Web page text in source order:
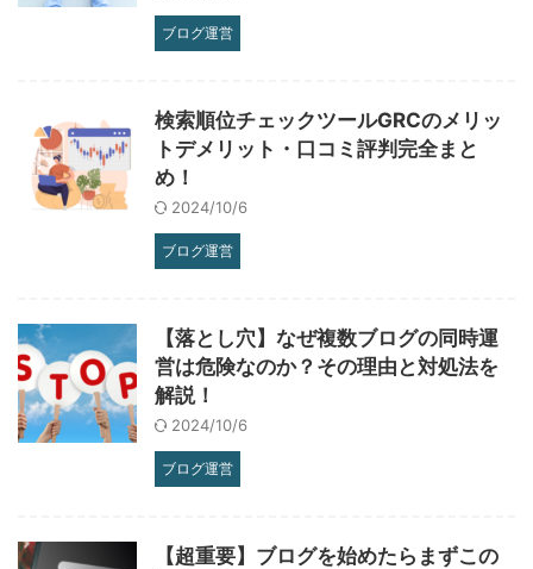
ブログ運営
検索順位チェックツールGRCのメリッ
トデメリット・口コミ評判完全まと
め！
2024/10/6
ブログ運営
【落とし穴】なぜ複数ブログの同時運
営は危険なのか？その理由と対処法を
解説！
2024/10/6
ブログ運営
【超重要】ブログを始めたらまずこの